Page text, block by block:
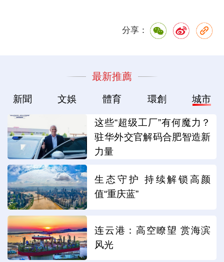
分享：
最新推薦
新聞 文娛 體育 環創 城市
这些“超级工厂”有何魔力？
驻华外交官解码合肥智造新
力量
生态守护 持续解锁高颜
值“重庆蓝”
连云港：高空瞭望 赏海滨
风光